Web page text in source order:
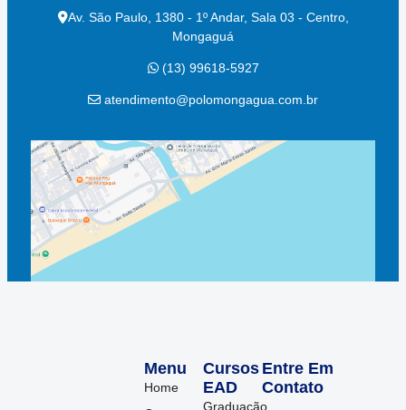
Av. São Paulo, 1380 - 1º Andar, Sala 03 - Centro,
Mongaguá
(13) 99618-5927
atendimento@polomongagua.com.br
Cursos
EAD
Graduação
Menu
Home
Entre Em
Contato